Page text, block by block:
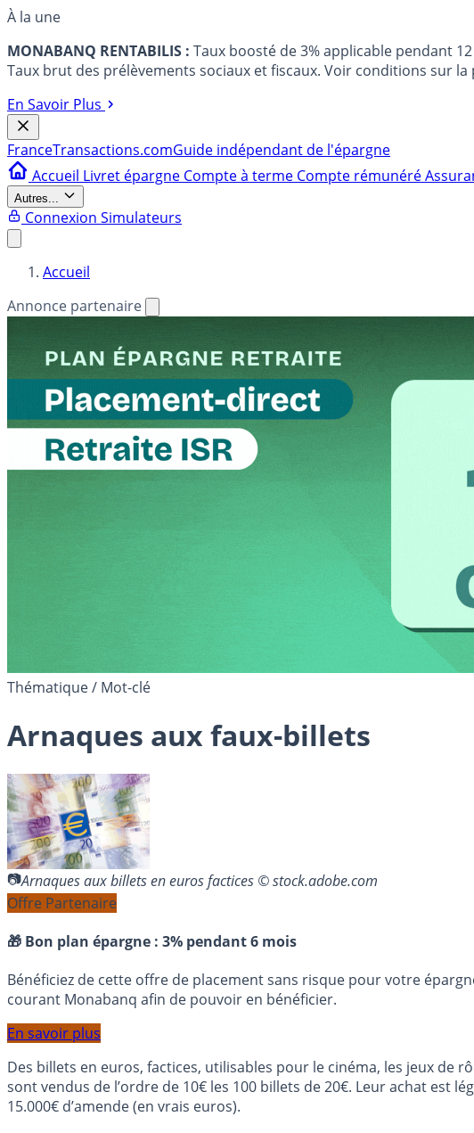
À la une
MONABANQ RENTABILIS : Taux boosté de 3% applicable pendant
Taux brut des prélèvements sociaux et fiscaux. Voir conditions sur la
En Savoir Plus
FranceTransactions.comGuide indépendant de l'épargne
Accueil Livret épargne Compte à terme Compte rémunéré
Autres...
Connexion Simulateurs
Accueil
Annonce partenaire
Thématique / Mot-clé
Arnaques aux faux-billets
Arnaques aux billets en euros factices © stock.adobe.com
Offre Partenaire
🎁 Bon plan épargne : 3% pendant 6 mois
Bénéficiez de cette offre de placement sans risque pour votre
courant Monabanq afin de pouvoir en bénéficier.
En savoir plus
Des billets en euros, factices, utilisables pour le cinéma, les jeux de
sont vendus de l’ordre de 10€ les 100 billets de 20€. Leur achat est
15.000€ d’amende (en vrais euros).